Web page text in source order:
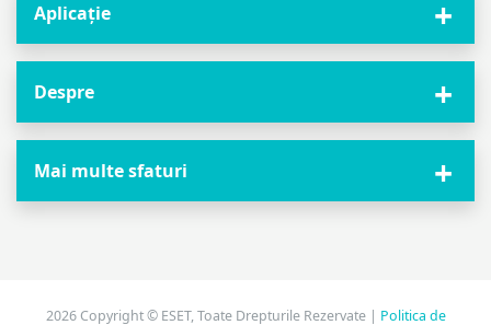
Aplicație
Despre
Mai multe sfaturi
2026 Copyright © ESET, Toate Drepturile Rezervate | Politica de